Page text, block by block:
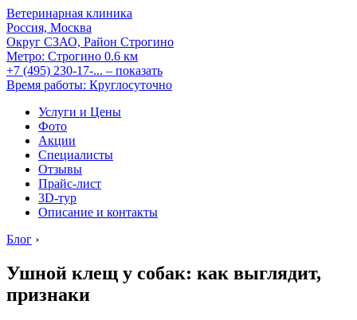
Ветеринарная клиника
Россия, Москва
Округ СЗАО, Район Строгино
Метро: Строгино 0.6 км
+7 (495) 230-17-... – показать
Время работы: Круглосуточно
Услуги и Цены
Фото
Акции
Специалисты
Отзывы
Прайс-лист
3D-тур
Описание и контакты
Блог ›
Ушной клещ у собак: как выглядит,
признаки